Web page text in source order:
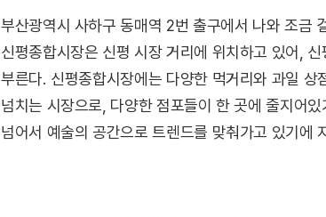
부산광역시 사하구 동매역 2번 출구에서 나와 조금
신평종합시장은 신평 시장 거리에 위치하고 있어,
부른다. 신평종합시장에는 다양한 먹거리와 과일 상
넘치는 시장으로, 다양한 점포들이 한 곳에 줄지어
넘어서 예술의 공간으로 트렌드를 맞춰가고 있기에